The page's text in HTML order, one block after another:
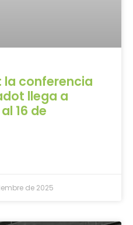
la conferencia
llega a
16 de
de 2025